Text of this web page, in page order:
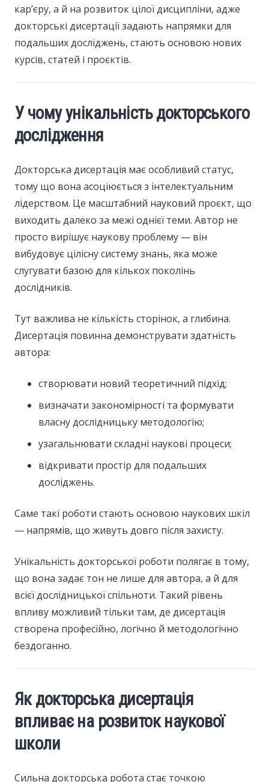
кар’єру, а й на розвиток цілої дисципліни, адже
докторські дисертації задають напрямки для
подальших досліджень, стають основою нових
курсів, статей і проєктів.
У чому унікальність докторського
дослідження
Докторська дисертація має особливий статус,
тому що вона асоціюється з інтелектуальним
лідерством. Це масштабний науковий проєкт, що
виходить далеко за межі однієї теми. Автор не
просто вирішує наукову проблему — він
вибудовує цілісну систему знань, яка може
слугувати базою для кількох поколінь
дослідників.
Тут важлива не кількість сторінок, а глибина.
Дисертація повинна демонструвати здатність
автора:
створювати новий теоретичний підхід;
визначати закономірності та формувати
власну дослідницьку методологію;
узагальнювати складні наукові процеси;
відкривати простір для подальших
досліджень.
Саме такі роботи стають основою наукових шкіл
— напрямів, що живуть довго після захисту.
Унікальність докторської роботи полягає в тому,
що вона задає тон не лише для автора, а й для
всієї дослідницької спільноти. Такий рівень
впливу можливий тільки там, де дисертація
створена професійно, логічно й методологічно
бездоганно.
Як докторська дисертація
впливає на розвиток наукової
школи
Сильна докторська робота стає точкою